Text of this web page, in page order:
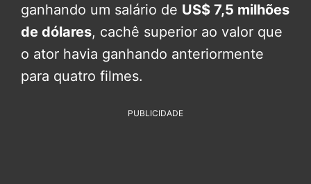
ganhando um salário de US$ 7,5 milhões
de dólares, cachê superior ao valor que
o ator havia ganhando anteriormente
para quatro filmes.
PUBLICIDADE